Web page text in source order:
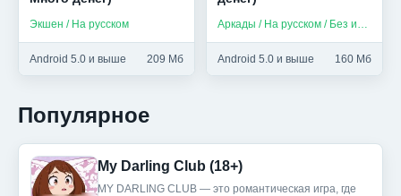
Экшен / На русском
Android 5.0 и выше 209 Мб
Аркады / На русском / Без интернета
Android 5.0 и выше 160 Мб
Популярное
My Darling Club (18+)
MY DARLING CLUB — это романтическая игра, где